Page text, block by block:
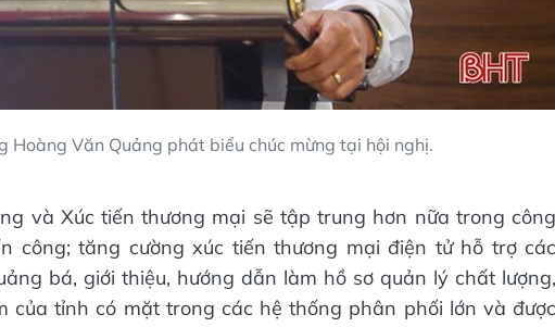
Hoàng Văn Quảng phát biểu chúc mừng tại hội nghị.
và Xúc tiến thương mại sẽ tập trung hơn nữa trong công
công; tăng cường xúc tiến thương mại điện tử hỗ trợ các
bá, giới thiệu, hướng dẫn làm hồ sơ quản lý chất lượng,
của tỉnh có mặt trong các hệ thống phân phối lớn và được